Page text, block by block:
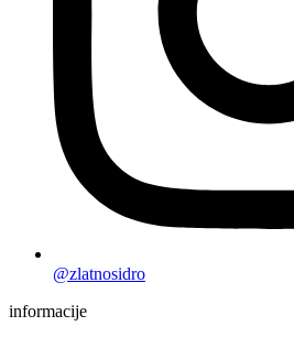
@zlatnosidro
informacije